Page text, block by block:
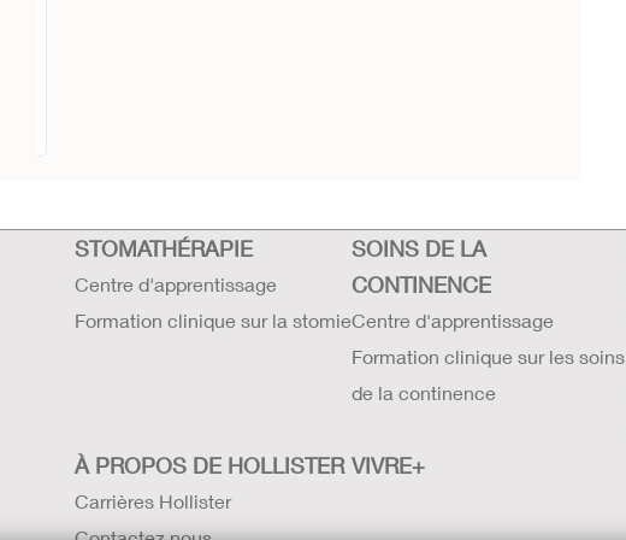
STOMATHÉRAPIE
Centre d'apprentissage
Formation clinique sur la stomie
SOINS DE LA
CONTINENCE
Centre d'apprentissage
Formation clinique sur les soins
de la continence
À PROPOS DE HOLLISTER
Carrières Hollister
VIVRE+